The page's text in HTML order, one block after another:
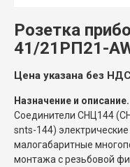
Розетка
41/21РП21-
Цена указана без
Назначение и описание.
Соединители СНЦ144
snts-144)
малогабаритные
монтажа с резьбовой